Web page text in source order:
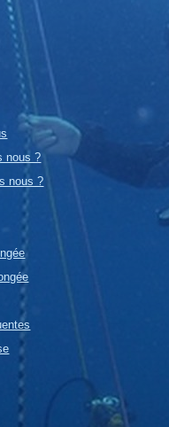
nous ?
nous ?